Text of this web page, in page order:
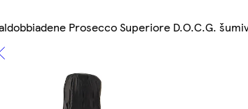
Prosecco Superiore D.O.C.G.